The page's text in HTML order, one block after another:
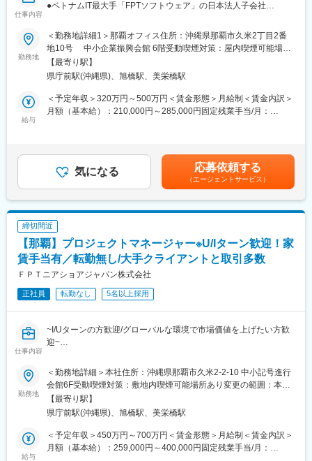
仕事内容
●ベトナムIT最大手「FPTソフトウェア」の日本法人子会社
●平均月13時間程度×在宅勤務ありでWLB保てます
★以下のような方おすすめ
・将来的にリーダーやプロジェクトマネージャーを目指したい方
・年功序列ではなく実力で評価されたい方
・会社の成長に寄与したい方
・ベストショア開発（ニアショアとオフショアのハイブリッド体
制）
いずれの案件の場合でも、原則はチーム作業になります。
■案件例
・大手通信キャリア様の社内DX化システム開発（ニアショア30
名、アジャイル/スクラム開発）
・大手スーパーゼネコン様の社内DX化システム開発（ニアショア
・大手自動車メーカー様の社内DX化システム開発（ニアショア10
ータフォー
・プログラマーではなく、システムエンジニアとしてのキャリア
を伸ばせる
・顧客折衝・上流工程ができるようになる、もしくは更にその領
域の力を伸ばせる
と
・様々な国籍の社員の、多様な価値観を受容して、チームをまと
勤務地
＜勤務地詳細1＞那覇オフィス住所：沖縄県那覇市久米2丁目2番
地10号 中小企業振興会館 6階受動喫煙対策：屋内喫煙可能場所
あり＜勤務地詳細2＞那覇オフィス２住所：沖縄県那覇市久米2丁
目3番地15号 COI那覇ビル 2階受動喫煙対策：屋内喫煙可能場所
客先・取引先が指定した作業場、自宅】
【最寄り駅】
県庁前駅(沖縄県)、旭橋駅、美栄橋駅
給与
＜予定年収＞320万円～500万円＜賃金形態＞月給制＜賃金内訳＞
月額（基本給）：210,000円～285,000円固定残業手当/月：
験・能力を考慮の上、決定※固定残業時間を20時間分とする※その
他固定手当：住居手当3万円/月※全社員に支給■賞与：年2回■昇
給：年1回賃金はあくまでも目安の金額であり、選考を通じて上下
する可能性があります。月給(月額)は固定手当を含めた表記です。
気になる 応募依頼する
（エージェントサービス）
締切間近
【那覇】プロジェクトマネージャー※U/Iターン歓迎！家
賃手当有／転勤無し/大手クライアントと取引多数
ＦＰＴニアショアジャパン株式会社
正社員 転勤なし 5名以上採用
仕事内容
~I/Uターンの方歓迎/グローバルな環境で市場価値を上げたい方歓
迎~
●ベトナム最大手IT企業の日本法人の国内開発（ニアショア開発）
部隊となります
●実力とご自身のキャリア志向に合わせて適切なアサインを実施し
ます
■業務内容
プロジェクトリーダー業務（システムエンジニア業務含む)
勤務地
＜勤務地詳細＞本社住所：沖縄県那覇市久米2-2-10 中小記号進行
会館6F受動喫煙対策：敷地内喫煙可能場所あり変更の範囲：本文
参照
【最寄り駅】
県庁前駅(沖縄県)、旭橋駅、美栄橋駅
給与
＜予定年収＞450万円～700万円＜賃金形態＞月給制＜賃金内訳＞
月額（基本給）：259,000円～400,000円固定残業手当/月：